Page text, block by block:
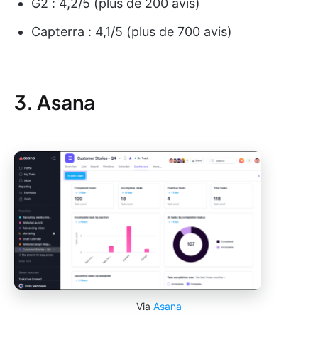
G2 : 4,2/5 (plus de 200 avis)
Capterra : 4,1/5 (plus de 700 avis)
3. Asana
Via Asana